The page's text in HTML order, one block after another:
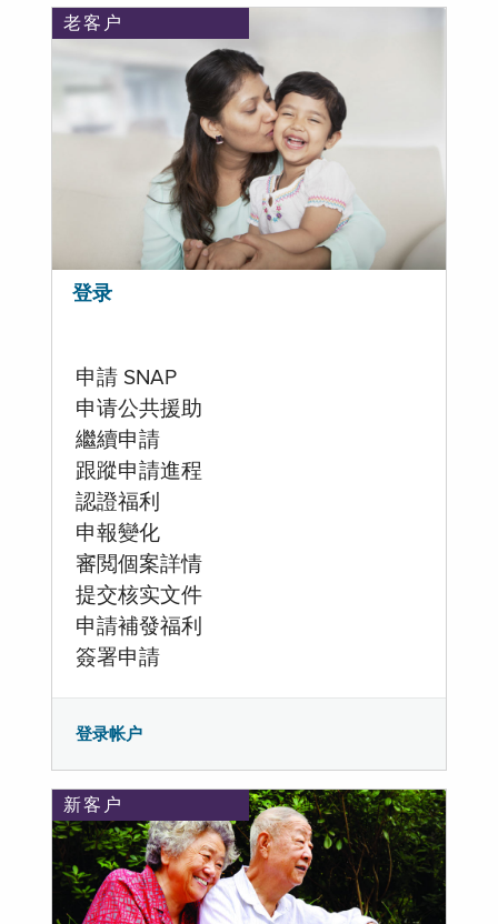
老客户
登录
申請 SNAP
申请公共援助
繼續申請
跟蹤申請進程
認證福利
申報變化
審閲個案詳情
提交核实文件
申請補發福利
簽署申請
登录帐户
新客户